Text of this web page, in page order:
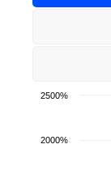
2000%
2500%